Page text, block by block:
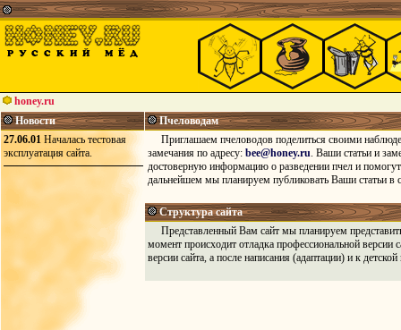
honey.ru
Новости
27.06.01 Началась тестовая
эксплуатация сайта.
Пчеловодам
Приглашаем пчеловодов поделиться своими
замечания по адресу: bee@honey.ru. Ваши статьи и
достоверную информацию о разведении пчел и
дальнейшем мы планируем публиковать Ваши статьи в
Структура сайта
Представленный Вам сайт мы планируем
момент происходит отладка профессиональной
версии сайта, а после написания (адаптации) и к